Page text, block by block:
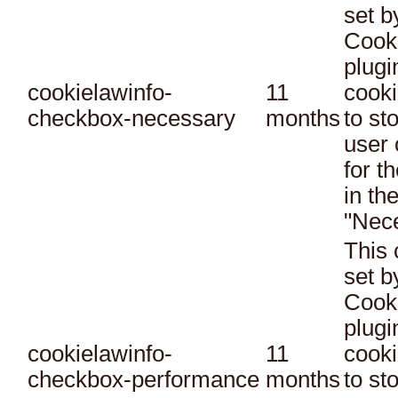
cookielawinfo-
checkbox-necessary
11
months
set
to
user
for
in
cookielawinfo-
checkbox-performance
11
months
This
set
to